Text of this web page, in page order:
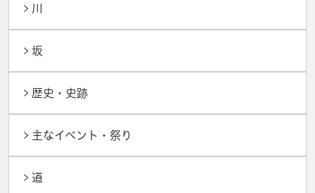
川
坂
歴史・史跡
主なイベント・祭り
道